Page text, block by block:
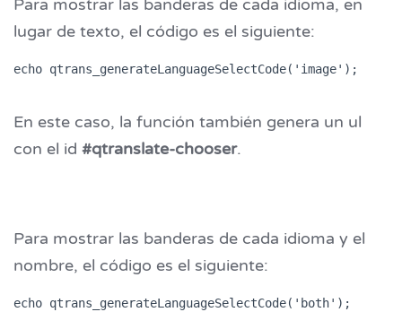
Para mostrar las banderas de cada idioma, en
lugar de texto, el código es el siguiente:
echo qtrans_generateLanguageSelectCode('image');
En este caso, la función también genera un ul
con el id #qtranslate-chooser.
Para mostrar las banderas de cada idioma y el
nombre, el código es el siguiente:
echo qtrans_generateLanguageSelectCode('both');